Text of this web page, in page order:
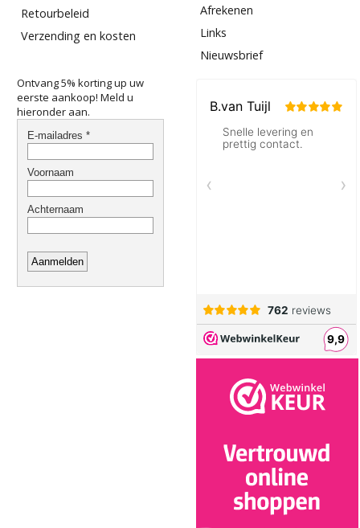
Retourbeleid
Verzending en kosten
Afrekenen
Links
Nieuwsbrief
Ontvang 5% korting up uw
eerste aankoop! Meld u
hieronder aan.